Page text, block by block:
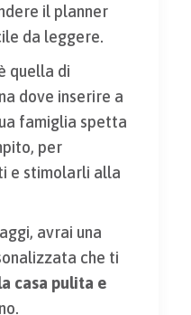
il planner
da leggere.
quella di
dove inserire a
famiglia spetta
per
e stimolarli alla
avrai una
che ti
casa pulita e